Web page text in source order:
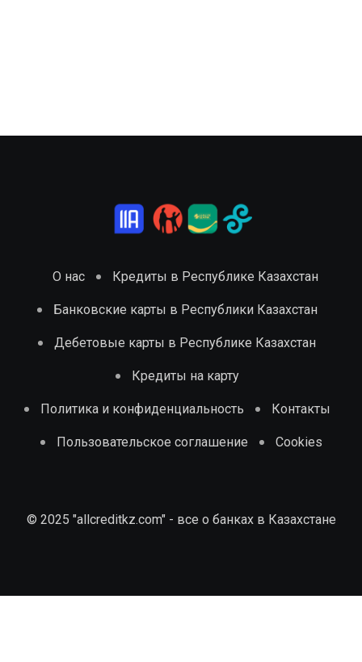
О нас Кредиты в Республике Казахстан
Банковские карты в Республики Казахстан
Дебетовые карты в Республике Казахстан
Кредиты на карту
Политика и конфиденциальность Контакты
Пользовательское соглашение Cookies
© 2025 "allcreditkz.com" - все о банках в Казахстане